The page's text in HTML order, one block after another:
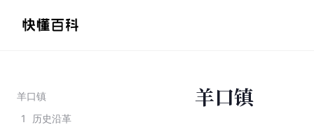
羊口镇
1
历史沿革
羊口镇